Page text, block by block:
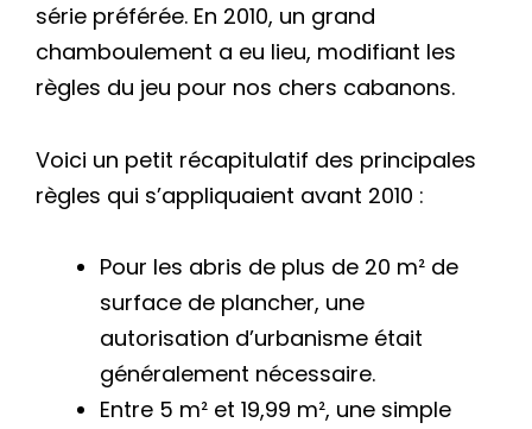
série préférée. En 2010, un grand
chamboulement a eu lieu, modifiant les
règles du jeu pour nos chers cabanons.
Voici un petit récapitulatif des principales
règles qui s’appliquaient avant 2010 :
Pour les abris de plus de 20 m² de
surface de plancher, une
autorisation d’urbanisme était
généralement nécessaire.
Entre 5 m² et 19,99 m², une simple